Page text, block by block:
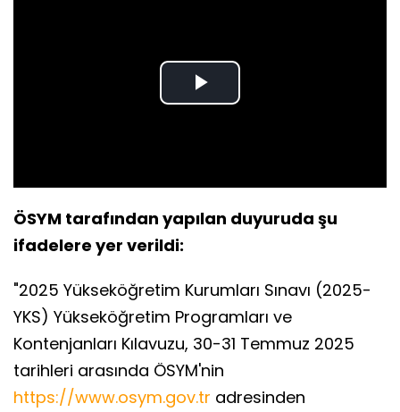
Play
ÖSYM tarafından yapılan duyuruda şu
ifadelere yer verildi:
"2025 Yükseköğretim Kurumları Sınavı (2025-
YKS) Yükseköğretim Programları ve
Kontenjanları Kılavuzu, 30-31 Temmuz 2025
tarihleri arasında ÖSYM'nin
https://www.osym.gov.tr adresinden